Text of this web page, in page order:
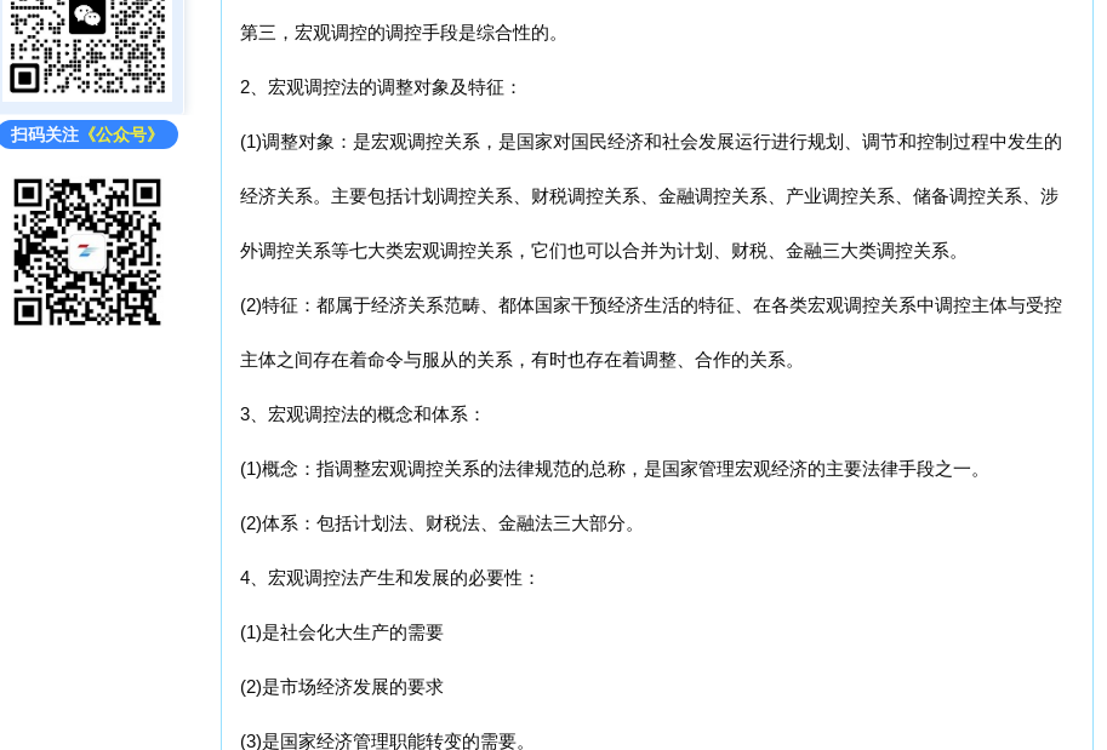
扫码关注 《公众号》
第三，宏观调控的调控手段是综合性的。
2、宏观调控法的调整对象及特征：
(1)调整对象：是宏观调控关系，是国家对国民经济和社会发展运行进行规划、调节和控制过程中发生的
经济关系。主要包括计划调控关系、财税调控关系、金融调控关系、产业调控关系、储备调控关系、涉
外调控关系等七大类宏观调控关系，它们也可以合并为计划、财税、金融三大类调控关系。
(2)特征：都属于经济关系范畴、都体国家干预经济生活的特征、在各类宏观调控关系中调控主体与受控
主体之间存在着命令与服从的关系，有时也存在着调整、合作的关系。
3、宏观调控法的概念和体系：
(1)概念：指调整宏观调控关系的法律规范的总称，是国家管理宏观经济的主要法律手段之一。
(2)体系：包括计划法、财税法、金融法三大部分。
4、宏观调控法产生和发展的必要性：
(1)是社会化大生产的需要
(2)是市场经济发展的要求
(3)是国家经济管理职能转变的需要。